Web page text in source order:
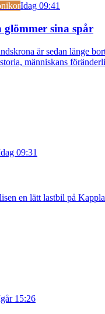
Idag 09:41
sina spår
är sedan länge
människans
09:31
en lätt lastbil på
15:26